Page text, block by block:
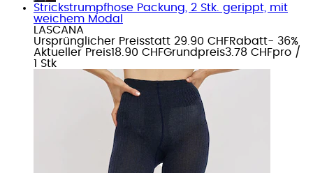
Strickstrumpfhose Packung, 2 Stk. gerippt, mit
weichem Modal
LASCANA
Ursprünglicher Preisstatt 29.90 CHFRabatt- 36%
Aktueller Preis18.90 CHFGrundpreis3.78 CHFpro /
1 Stk